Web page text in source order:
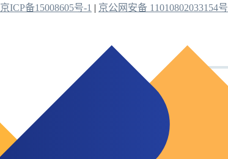
京ICP备15008605号-1 | 京公网安备 11010802033154号